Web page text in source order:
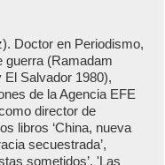
Doctor en Periodismo,
guerra (Ramadam
El Salvador 1980),
de la Agencia EFE
director de
libros ‘China, nueva
secuestrada’,
sometidos’, 'Las